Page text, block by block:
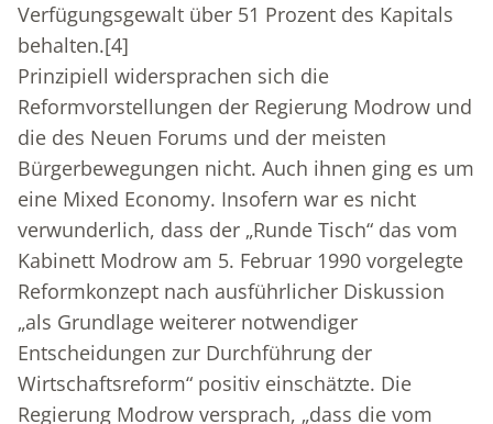
Verfügungsgewalt über 51 Prozent des Kapitals
behalten.[4]
Prinzipiell widersprachen sich die
Reformvorstellungen der Regierung Modrow und
die des Neuen Forums und der meisten
Bürgerbewegungen nicht. Auch ihnen ging es um
eine Mixed Economy. Insofern war es nicht
verwunderlich, dass der „Runde Tisch“ das vom
Kabinett Modrow am 5. Februar 1990 vorgelegte
Reformkonzept nach ausführlicher Diskussion
„als Grundlage weiterer notwendiger
Entscheidungen zur Durchführung der
Wirtschaftsreform“ positiv einschätzte. Die
Regierung Modrow versprach, „dass die vom